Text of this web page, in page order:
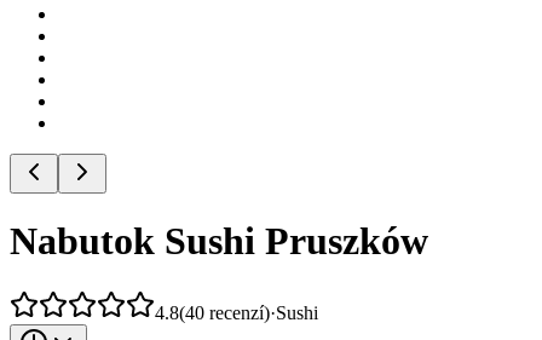
Nabutok Sushi Pruszków
4.8(40 recenzí)·Sushi